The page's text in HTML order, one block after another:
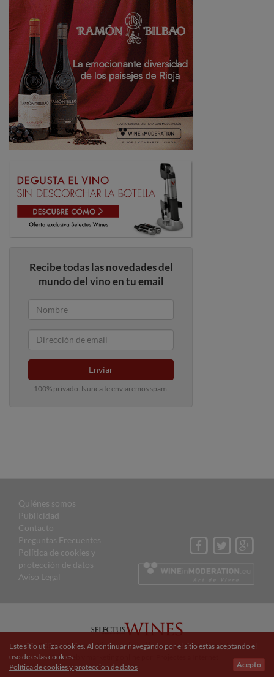
Recibe todas las novedades del
mundo del vino en tu email
Enviar
100% privado. Nunca te enviaremos spam.
Quiénes somos
Publicidad
Contacto
Preguntas Frecuentes
Política de cookies y
protección de datos
Aviso Legal
© 2015 Selectus Wines published by Selectus Magazines S.L.
Sitio web y marketing online por:
Este sitio utiliza cookies. Al continuar navegando por el sitio estás aceptando el
uso de estas cookies.
Acepto
Política de cookies y protección de datos